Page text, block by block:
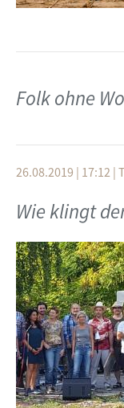
man nie ganz aus
nächste Gig
Eskapaden
Folk ohne
26.08.2019 | 17:12 |
Wie klingt